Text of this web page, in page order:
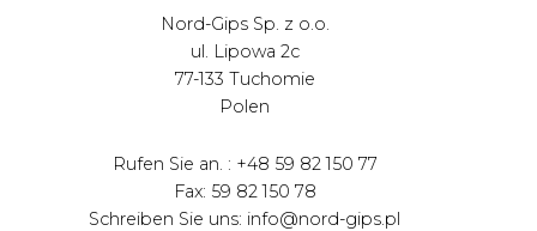
Nord-Gips Sp. z o.o.
ul. Lipowa 2c
77-133 Tuchomie
Polen
Rufen Sie an. : +48 59 82 150 77
Fax: 59 82 150 78
Schreiben Sie uns: info@nord-gips.pl